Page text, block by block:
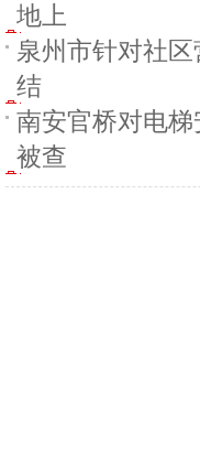
地上
泉州市针对社
结
南安官桥对电梯
被查